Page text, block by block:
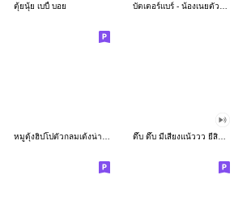
ตุ้ยนุ้ย เบบี้ บอย
หมูดุ้งฮิปโปตัวกลมเด้งน่ารัก ดึ๊บ ดึ๊บ มีเสียงแน้ววว ยี่สิบเจ็ด